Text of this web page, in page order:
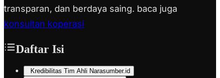
transparan, dan berdaya saing. baca juga
konsultan koperasi
Daftar Isi
Kredibilitas Tim Ahli Narasumber.id